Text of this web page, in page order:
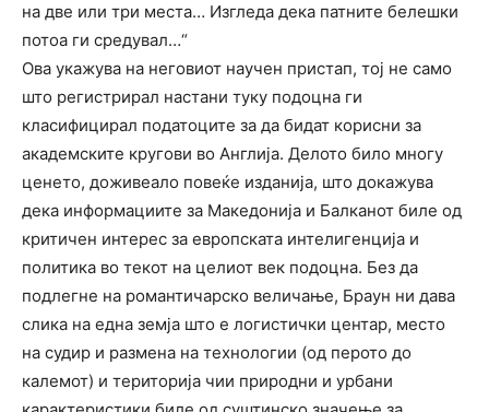
на две или три места… Изгледа дека патните белешки
потоа ги средувал…“
Ова укажува на неговиот научен пристап, тој не само
што регистрирал настани туку подоцна ги
класифицирал податоците за да бидат корисни за
академските кругови во Англија. Делото било многу
ценето, доживеало повеќе изданија, што докажува
дека информациите за Македонија и Балканот биле од
критичен интерес за европската интелигенција и
политика во текот на целиот век подоцна. Без да
подлегне на романтичарско величање, Браун ни дава
слика на една земја што е логистички центар, место
на судир и размена на технологии (од перото до
калемот) и територија чии природни и урбани